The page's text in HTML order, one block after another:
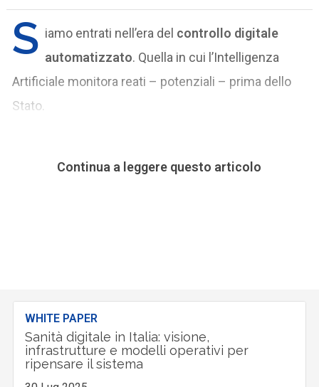
S iamo entrati nell’era del controllo digitale
automatizzato. Quella in cui l’Intelligenza
Artificiale monitora reati – potenziali – prima dello
Stato.
Continua a leggere questo articolo
WHITE PAPER
Sanità digitale in Italia: visione,
infrastrutture e modelli operativi per
ripensare il sistema